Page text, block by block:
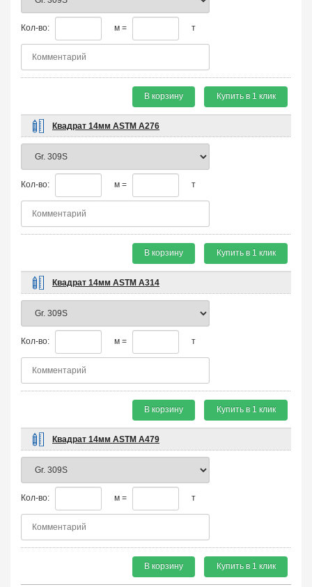
Кол-во: м = т
В корзину Купить в 1 клик
Квадрат 14мм ASTM A276
Кол-во: м = т
В корзину Купить в 1 клик
Квадрат 14мм ASTM A314
Кол-во: м = т
В корзину Купить в 1 клик
Квадрат 14мм ASTM A479
Кол-во: м = т
В корзину Купить в 1 клик